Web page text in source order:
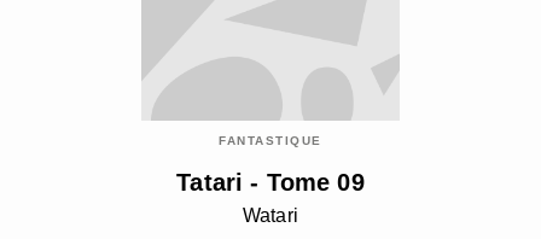
FANTASTIQUE
Tatari - Tome 09
Watari